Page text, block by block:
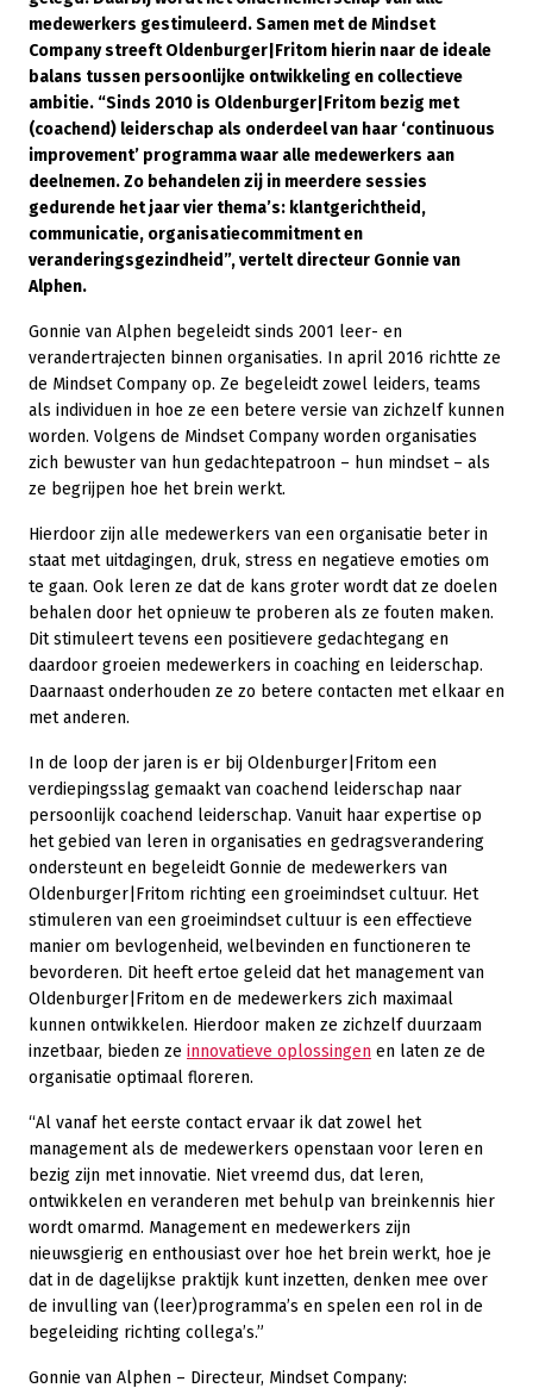
medewerkers gestimuleerd. Samen met de Mindset
Company streeft Oldenburger|Fritom hierin naar de ideale
balans tussen persoonlijke ontwikkeling en collectieve
ambitie. “Sinds 2010 is Oldenburger|Fritom bezig met
(coachend) leiderschap als onderdeel van haar ‘continuous
improvement’ programma waar alle medewerkers aan
deelnemen. Zo behandelen zij in meerdere sessies
gedurende het jaar vier thema’s: klantgerichtheid,
communicatie, organisatiecommitment en
veranderingsgezindheid”, vertelt directeur Gonnie van
Alphen.
Gonnie van Alphen begeleidt sinds 2001 leer- en
verandertrajecten binnen organisaties. In april 2016 richtte ze
de Mindset Company op. Ze begeleidt zowel leiders, teams
als individuen in hoe ze een betere versie van zichzelf kunnen
worden. Volgens de Mindset Company worden organisaties
zich bewuster van hun gedachtepatroon – hun mindset – als
ze begrijpen hoe het brein werkt.
Hierdoor zijn alle medewerkers van een organisatie beter in
staat met uitdagingen, druk, stress en negatieve emoties om
te gaan. Ook leren ze dat de kans groter wordt dat ze doelen
behalen door het opnieuw te proberen als ze fouten maken.
Dit stimuleert tevens een positievere gedachtegang en
daardoor groeien medewerkers in coaching en leiderschap.
Daarnaast onderhouden ze zo betere contacten met elkaar en
met anderen.
In de loop der jaren is er bij Oldenburger|Fritom een
verdiepingsslag gemaakt van coachend leiderschap naar
persoonlijk coachend leiderschap. Vanuit haar expertise op
het gebied van leren in organisaties en gedragsverandering
ondersteunt en begeleidt Gonnie de medewerkers van
Oldenburger|Fritom richting een groeimindset cultuur. Het
stimuleren van een groeimindset cultuur is een effectieve
manier om bevlogenheid, welbevinden en functioneren te
bevorderen. Dit heeft ertoe geleid dat het management van
Oldenburger|Fritom en de medewerkers zich maximaal
kunnen ontwikkelen. Hierdoor maken ze zichzelf duurzaam
inzetbaar, bieden ze innovatieve oplossingen en laten ze de
organisatie optimaal floreren.
“Al vanaf het eerste contact ervaar ik dat zowel het
management als de medewerkers openstaan voor leren en
bezig zijn met innovatie. Niet vreemd dus, dat leren,
ontwikkelen en veranderen met behulp van breinkennis hier
wordt omarmd. Management en medewerkers zijn
nieuwsgierig en enthousiast over hoe het brein werkt, hoe je
dat in de dagelijkse praktijk kunt inzetten, denken mee over
de invulling van (leer)programma’s en spelen een rol in de
begeleiding richting collega’s.”
Gonnie van Alphen – Directeur, Mindset Company: